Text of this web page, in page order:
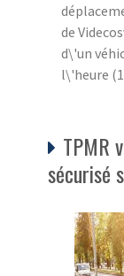
de
d\'un
l\'heure
TPMR
sécurisé